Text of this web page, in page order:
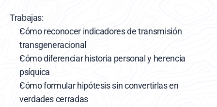
Trabajas:
Cómo reconocer indicadores de transmisión
transgeneracional
Cómo diferenciar historia personal y herencia
psíquica
Cómo formular hipótesis sin convertirlas en
verdades cerradas